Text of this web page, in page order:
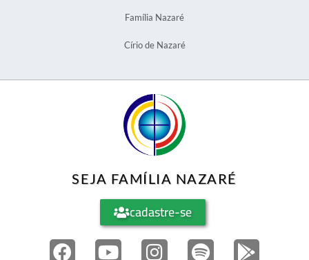
Família Nazaré
Círio de Nazaré
SEJA FAMÍLIA NAZARÉ
cadastre-se